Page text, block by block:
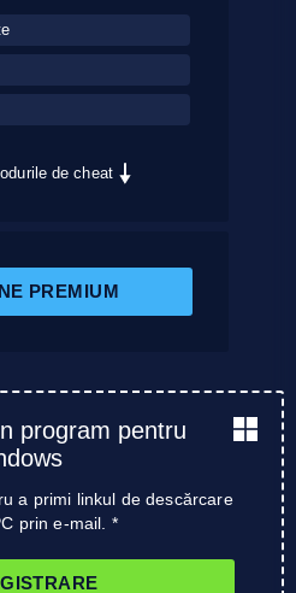
de cheat
PREMIUM
program pentru
a primi linkul de descărcare
prin e-mail. *